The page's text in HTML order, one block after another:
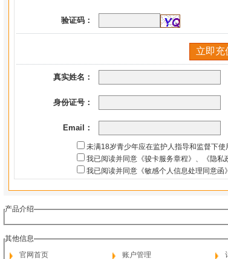
验证码：
真实姓名：
身份证号：
Email：
未满18岁青少年应在监护人指导和监督下使
我已阅读并同意《骏卡服务章程》 、
《隐私
我已阅读并同意《敏感个人信息处理同意函》
产品介绍
其他信息
官网首页
账户管理